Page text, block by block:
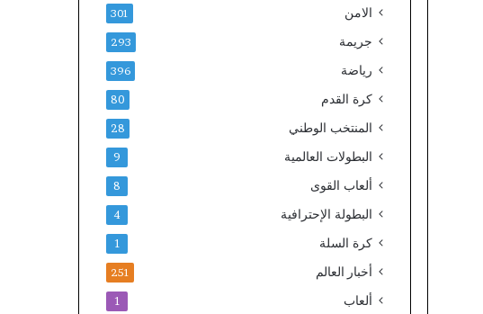
الامن 301
جريمة 293
رياضة 396
كرة القدم 80
المنتخب الوطني 28
البطولات العالمية 9
ألعاب القوى 8
البطولة الإحترافية 4
كرة السلة 1
أخبار العالم 251
ألعاب 1